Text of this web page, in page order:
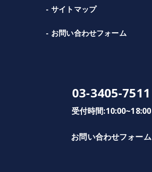
サイトマップ
お問い合わせフォーム
03-3405-7511
受付時間:10:00~18:00
お問い合わせフォーム